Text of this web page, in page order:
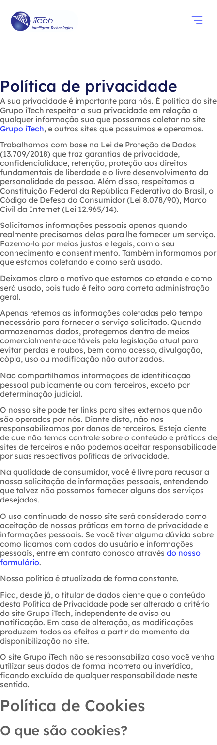
Política de privacidade
A sua privacidade é importante para nós. É política do site
Grupo iTech respeitar a sua privacidade em relação a
qualquer informação sua que possamos coletar no site
Grupo iTech, e outros sites que possuímos e operamos.
Trabalhamos com base na Lei de Proteção de Dados
(13.709/2018) que traz garantias de privacidade,
confidencialidade, retenção, proteção aos direitos
fundamentais de liberdade e o livre desenvolvimento da
personalidade da pessoa. Além disso, respeitamos a
Constituição Federal da República Federativa do Brasil, o
Código de Defesa do Consumidor (Lei 8.078/90), Marco
Civil da Internet (Lei 12.965/14).
Solicitamos informações pessoais apenas quando
realmente precisamos delas para lhe fornecer um serviço.
Fazemo-lo por meios justos e legais, com o seu
conhecimento e consentimento. Também informamos por
que estamos coletando e como será usado.
Deixamos claro o motivo que estamos coletando e como
será usado, pois tudo é feito para correta administração
geral.
Apenas retemos as informações coletadas pelo tempo
necessário para fornecer o serviço solicitado. Quando
armazenamos dados, protegemos dentro de meios
comercialmente aceitáveis pela legislação atual ​​para
evitar perdas e roubos, bem como acesso, divulgação,
cópia, uso ou modificação não autorizados.
Não compartilhamos informações de identificação
pessoal publicamente ou com terceiros, exceto por
determinação judicial.
O nosso site pode ter links para sites externos que não
são operados por nós. Diante disto, não nos
responsabilizamos por danos de terceiros. Esteja ciente
de que não temos controle sobre o conteúdo e práticas de
sites de terceiros e não podemos aceitar responsabilidade
por suas respectivas políticas de privacidade.
Na qualidade de consumidor, você é livre para recusar a
nossa solicitação de informações pessoais, entendendo
que talvez não possamos fornecer alguns dos serviços
desejados.
O uso continuado de nosso site será considerado como
aceitação de nossas práticas em torno de privacidade e
informações pessoais. Se você tiver alguma dúvida sobre
como lidamos com dados do usuário e informações
pessoais, entre em contato conosco através do nosso
formulário.
Nossa política é atualizada de forma constante.
Fica, desde já, o titular de dados ciente que o conteúdo
desta Política de Privacidade pode ser alterado a critério
do site Grupo iTech, independente de aviso ou
notificação. Em caso de alteração, as modificações
produzem todos os efeitos a partir do momento da
disponibilização no site.
O site Grupo iTech não se responsabiliza caso você venha
utilizar seus dados de forma incorreta ou inverídica,
ficando excluído de qualquer responsabilidade neste
sentido.
Política de Cookies
O que são cookies?